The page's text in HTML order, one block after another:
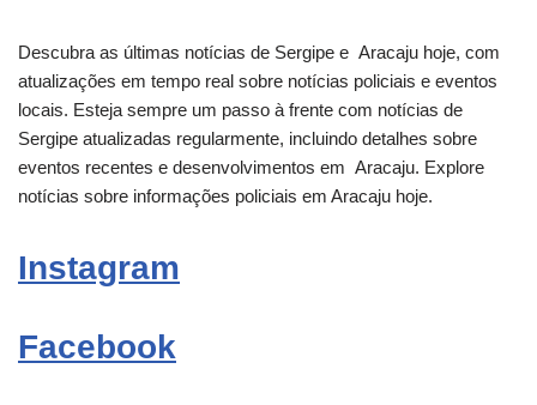
Descubra as últimas notícias de Sergipe e Aracaju hoje, com
atualizações em tempo real sobre notícias policiais e eventos
locais. Esteja sempre um passo à frente com notícias de
Sergipe atualizadas regularmente, incluindo detalhes sobre
eventos recentes e desenvolvimentos em Aracaju. Explore
notícias sobre informações policiais em Aracaju hoje.
Instagram
Facebook